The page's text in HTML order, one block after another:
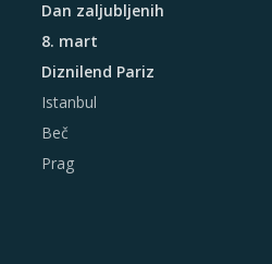
Dan zaljubljenih
8. mart
Diznilend Pariz
Istanbul
Beč
Prag